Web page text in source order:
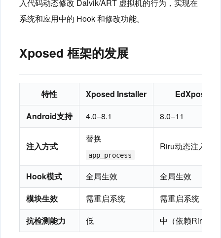
入代码动态修改 Dalvik/ART 虚拟机的行为，实现在
系统和应用中的 Hook 和修改功能。
Xposed 框架的发展
特性 Xposed Installer
EdXposed
Android支持
4.0–8.1 8.0–11
注入方式
替换
app_process
Riru动态注入
Hook模式 全局生效
全局生效
模块生效
需重启系统
需重启系统
抗检测能力
低 中（依赖Riru隐